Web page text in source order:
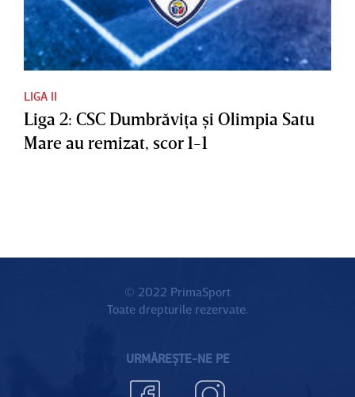
LIGA II
Liga 2: CSC Dumbrăviţa şi Olimpia Satu
Mare au remizat, scor 1-1
© 2022 PrimaSport
Toate drepturile rezervate.
URMĂREȘTE-NE PE